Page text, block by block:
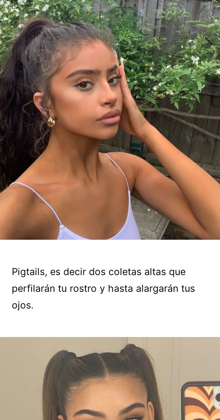
Pigtails, es decir dos coletas altas que
perfilarán tu rostro y hasta alargarán tus
ojos.